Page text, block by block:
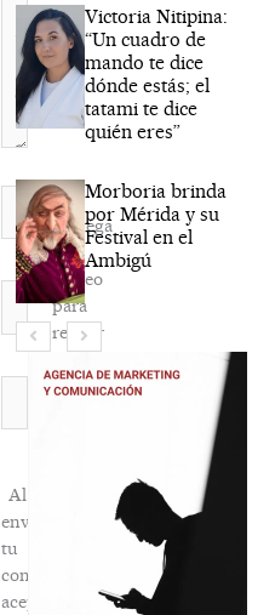
Nombre*
Correo
electrónico*
Agréga
mi
correo
para
recibir
newsletter
Al
enviar
tu
comentario,
aceptas
Victoria Nitipina:
“Un cuadro de
mando te dice
dónde estás; el
tatami te dice
quién eres”
Morboria brinda
por Mérida y su
Festival en el
Ambigú